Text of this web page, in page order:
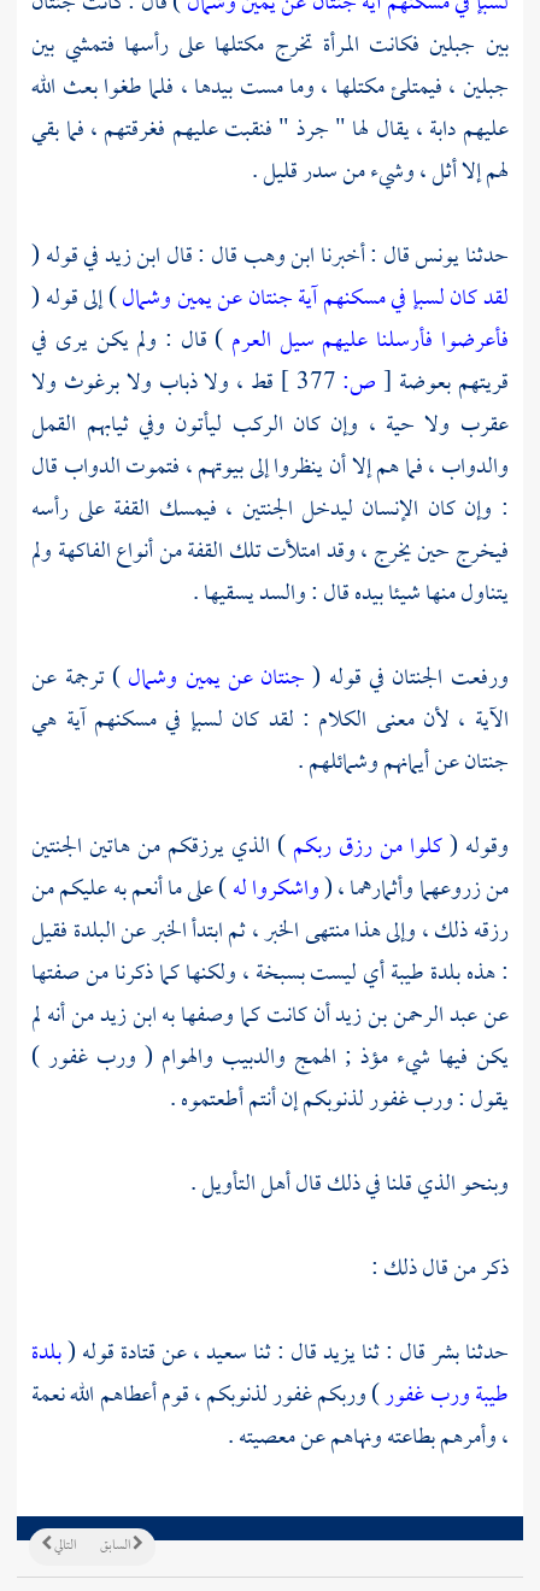
بين جبلين فكانت المرأة تخرج مكتلها على رأسها فتمشي بين
جبلين ، فيمتلئ مكتلها ، وما مست بيدها ، فلما طغوا بعث الله
عليهم دابة ، يقال لها " جرذ " فنقبت عليهم فغرقتهم ، فما بقي
لهم إلا أثل ، وشيء من سدر قليل .
حدثنايونسقال : أخبرناابن وهبقال : قالابن زيدفي قوله (
لقد كان لسبإ في مسكنهم آية جنتان عن يمين وشمال) إلى قوله (
فأعرضوا فأرسلنا عليهم سيل العرم ) قال : ولم يكن يرى في
قريتهم بعوضة [ص:
قط ، ولا ذباب ولا برغوث ولا
عقرب ولا حية ، وإن كان الركب ليأتون وفي ثيابهم القمل
والدواب ، فما هم إلا أن ينظروا إلى بيوتهم ، فتموت الدواب قال
: وإن كان الإنسان ليدخل الجنتين ، فيمسك القفة على رأسه
فيخرج حين يخرج ، وقد امتلأت تلك القفة من أنواع الفاكهة ولم
يتناول منها شيئا بيده قال : والسد يسقيها .
ورفعت الجنتان في قوله (جنتان عن يمين وشمال) ترجمة عن
الآية ، لأن معنى الكلام : لقد كان لسبإ في مسكنهم آية هي
جنتان عن أيمانهم وشمائلهم .
وقوله (كلوا من رزق ربكم) الذي يرزقكم من هاتين الجنتين
من زروعهما وأثمارهما ، (واشكروا له) على ما أنعم به عليكم من
رزقه ذلك ، وإلى هذا منتهى الخبر ، ثم ابتدأ الخبر عن البلدة فقيل
: هذه بلدة طيبة أي ليست بسبخة ، ولكنها كما ذكرنا من صفتها
عنعبد الرحمن بن زيدأن كانت كما وصفها بهابن زيدمن أنه لم
يكن فيها شيء مؤذ ; الهمج والدبيب والهوام ( ورب غفور )
يقول : ورب غفور لذنوبكم إن أنتم أطعتموه .
وبنحو الذي قلنا في ذلك قال أهل التأويل .
ذكر من قال ذلك :
حدثنابشرقال : ثنايزيدقال : ثناسعيد ،عنقتادةقوله (بلدة
طيبة ورب غفور) وربكم غفور لذنوبكم ، قوم أعطاهم الله نعمة
، وأمرهم بطاعته ونهاهم عن معصيته .
التالي السابق